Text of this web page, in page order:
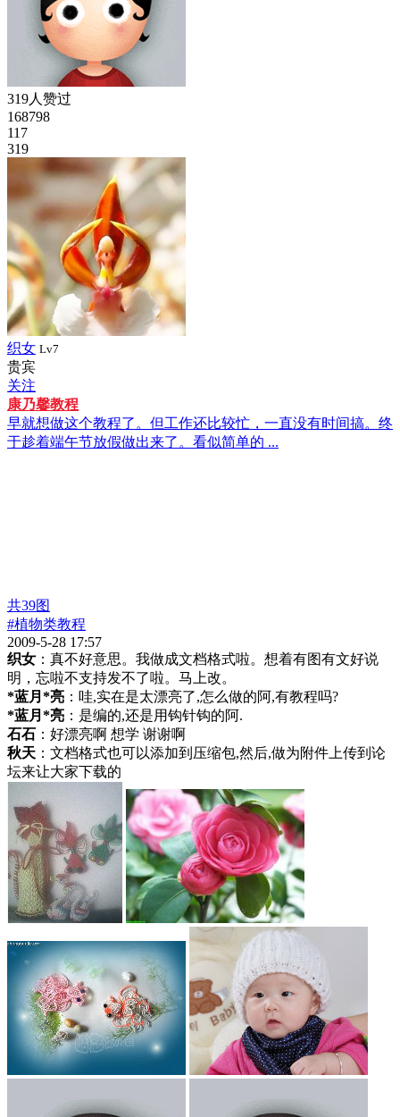
319人赞过
168798
117
319
织女 Lv7
贵宾
关注
康乃馨教程
早就想做这个教程了。但工作还比较忙，一直没有时间搞。终
于趁着端午节放假做出来了。看似简单的 ...
共39图
#植物类教程
2009-5-28 17:57
织女 ：真不好意思。我做成文档格式啦。想着有图有文好说
明，忘啦不支持发不了啦。马上改。
*蓝月*亮 ：哇,实在是太漂亮了,怎么做的阿,有教程吗?
*蓝月*亮 ：是编的,还是用钩针钩的阿.
石石 ：好漂亮啊 想学 谢谢啊
秋天 ：文档格式也可以添加到压缩包,然后,做为附件上传到论
坛来让大家下载的